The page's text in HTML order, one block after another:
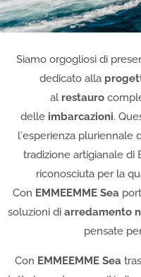
Siamo orgogliosi di
dedicato alla
al restauro
delle imbarcazioni.
l’esperienza
tradizione artigianale di
riconosciuta per la
Con EMMEEMME Sea
soluzioni di arredamento
pensate
Con EMMEEMME Sea